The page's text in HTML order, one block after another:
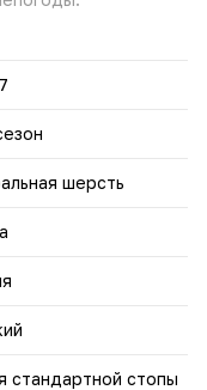
до
"Филис"
шерсть
стандартной стопы